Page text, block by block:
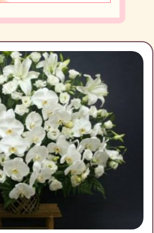
投稿あり
りください
選してしまいました。 名古屋
けなくなった等ありましたら
ピース お譲りください
ース 愛知、神奈川、大阪で1～
お互い不安のない様に努めます
ーカイブ
5月(2) 2020年4月(1)
12月(1) 2019年10月(1)
7月(1) 2019年6月(1)
2月(1) 2019年1月(6)